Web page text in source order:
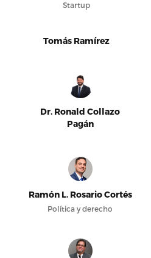
Startup
Tomás Ramírez
Dr. Ronald Collazo
Pagán
Ramón L. Rosario Cortés
Política y derecho